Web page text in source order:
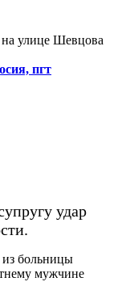
улице Шевцова
пгт
удар
больницы
мужчине